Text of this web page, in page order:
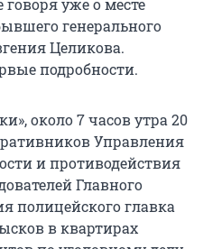
уже о месте
генерального
Целикова.
подробности.
около 7 часов утра 20
Управления
и противодействия
Главного
полицейского главка
в квартирах